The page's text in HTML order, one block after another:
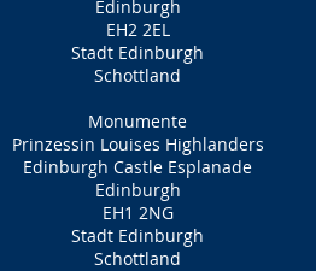
Edinburgh
EH2 2EL
Stadt Edinburgh
Schottland
Monumente
Prinzessin Louises Highlanders
Edinburgh Castle Esplanade
Edinburgh
EH1 2NG
Stadt Edinburgh
Schottland